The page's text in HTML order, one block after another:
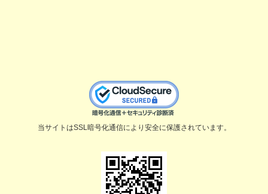
当サイトはSSL暗号化通信により安全に保護されています。